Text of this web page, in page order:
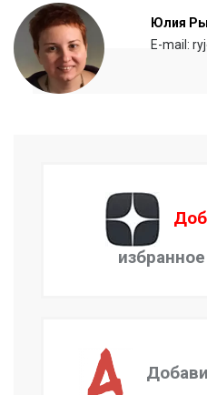
Юлия
E-mail: